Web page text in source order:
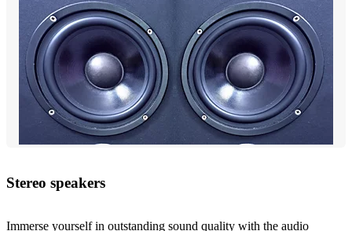
Stereo speakers
Immerse yourself in outstanding sound quality with the audio